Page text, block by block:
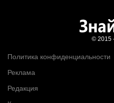
Политика конфиденциальности
Реклама
Редакция
© 2015